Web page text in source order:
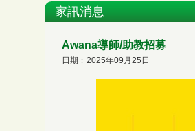
家訊消息
Awana導師/助教招募
日期﹕2025年09月25日